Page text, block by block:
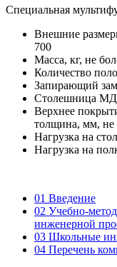
Специальная
Внешние
700
Масса, кг, не
Количество
Запирающий
Столешница
Верхнее
толщина, мм, не
Нагрузка на
Нагрузка на
01 Введение
02 Учебно-
инженерной
03 Школьные
04 Перечень